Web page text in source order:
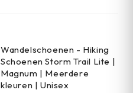
Wandelschoenen - Hiking
Schoenen Storm Trail Lite |
Magnum | Meerdere
kleuren | Unisex